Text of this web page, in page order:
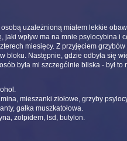
uzależnioną miałem lekkie
jaki wpływ ma na mnie psylocybina
miesięcy. Z przyjęciem
Następnie, gdzie odbyła się
była mi szczególnie bliska - był to
mieszanki ziołowe, grzyby
gałka muszkatołowa.
zolpidem, lsd, butylon.